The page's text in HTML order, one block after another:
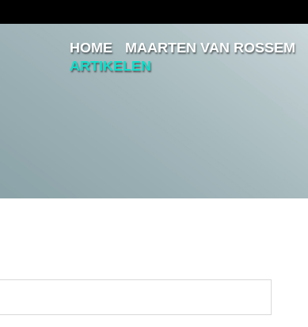
InloggenHOME MAARTEN VAN ROSSEM
ARTIKELEN